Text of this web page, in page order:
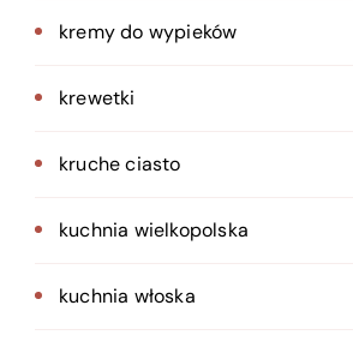
kremy do wypieków
krewetki
kruche ciasto
kuchnia wielkopolska
kuchnia włoska